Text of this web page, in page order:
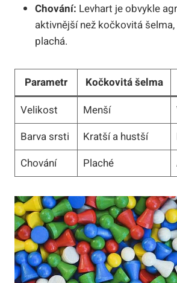
Chování: Levhart je obvykle
aktivnější než kočkovitá
plachá.
Parametr Kočkovitá šelma
Velikost
Menší
Barva srsti
Kratší a hustší
Chování
Plaché